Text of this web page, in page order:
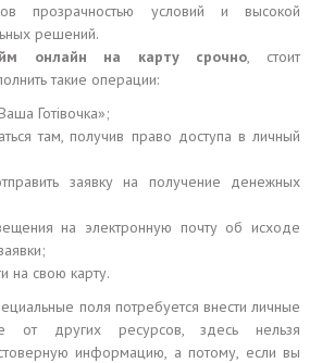
прозрачностью условий и высокой
решений.
онлайн на карту срочно, стоит
такие операции:
Готівочка»;
там, получив право доступа в личный
заявку на получение денежных
на электронную почту об исходе
на свою карту.
поля потребуется внести личные
от других ресурсов, здесь нельзя
информацию, а потому, если вы